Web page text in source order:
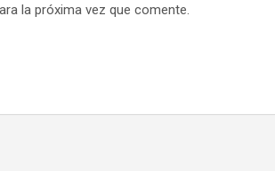
la próxima vez que comente.